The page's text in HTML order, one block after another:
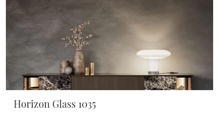
Horizon Glass 1035